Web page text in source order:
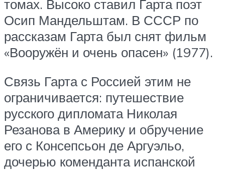
томах. Высоко ставил Гарта поэт
Осип Мандельштам. В СССР по
рассказам Гарта был снят фильм
«Вооружён и очень опасен» (1977).
Связь Гарта с Россией этим не
ограничивается: путешествие
русского дипломата Николая
Резанова в Америку и обручение
его с Консепсьон де Аргуэльо,
дочерью коменданта испанской